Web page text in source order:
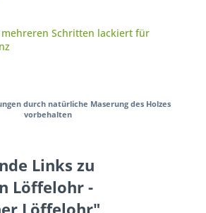
Schritten lackiert für
durch natürliche Maserung des Holzes
vorbehalten
Links zu
Löffelohr -